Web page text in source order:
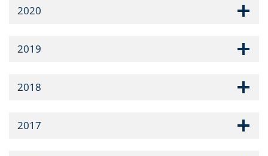
2020
2019
2018
2017